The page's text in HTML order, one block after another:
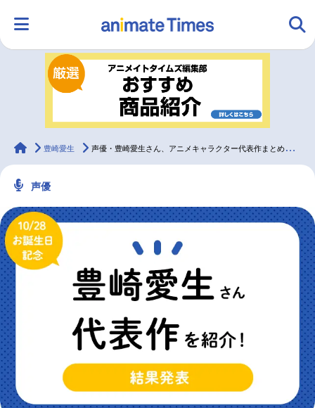
ランキング アニメ
ラジオ
2.5次元 配信・Vtuber
アニメ映画一覧 実写化映画一覧
今期アニメ曜日別一覧
春アニメ
animateTimes
豊崎愛生 声優・豊崎愛生さん、アニメキャラクター代表作まとめ（2022年版）
声優